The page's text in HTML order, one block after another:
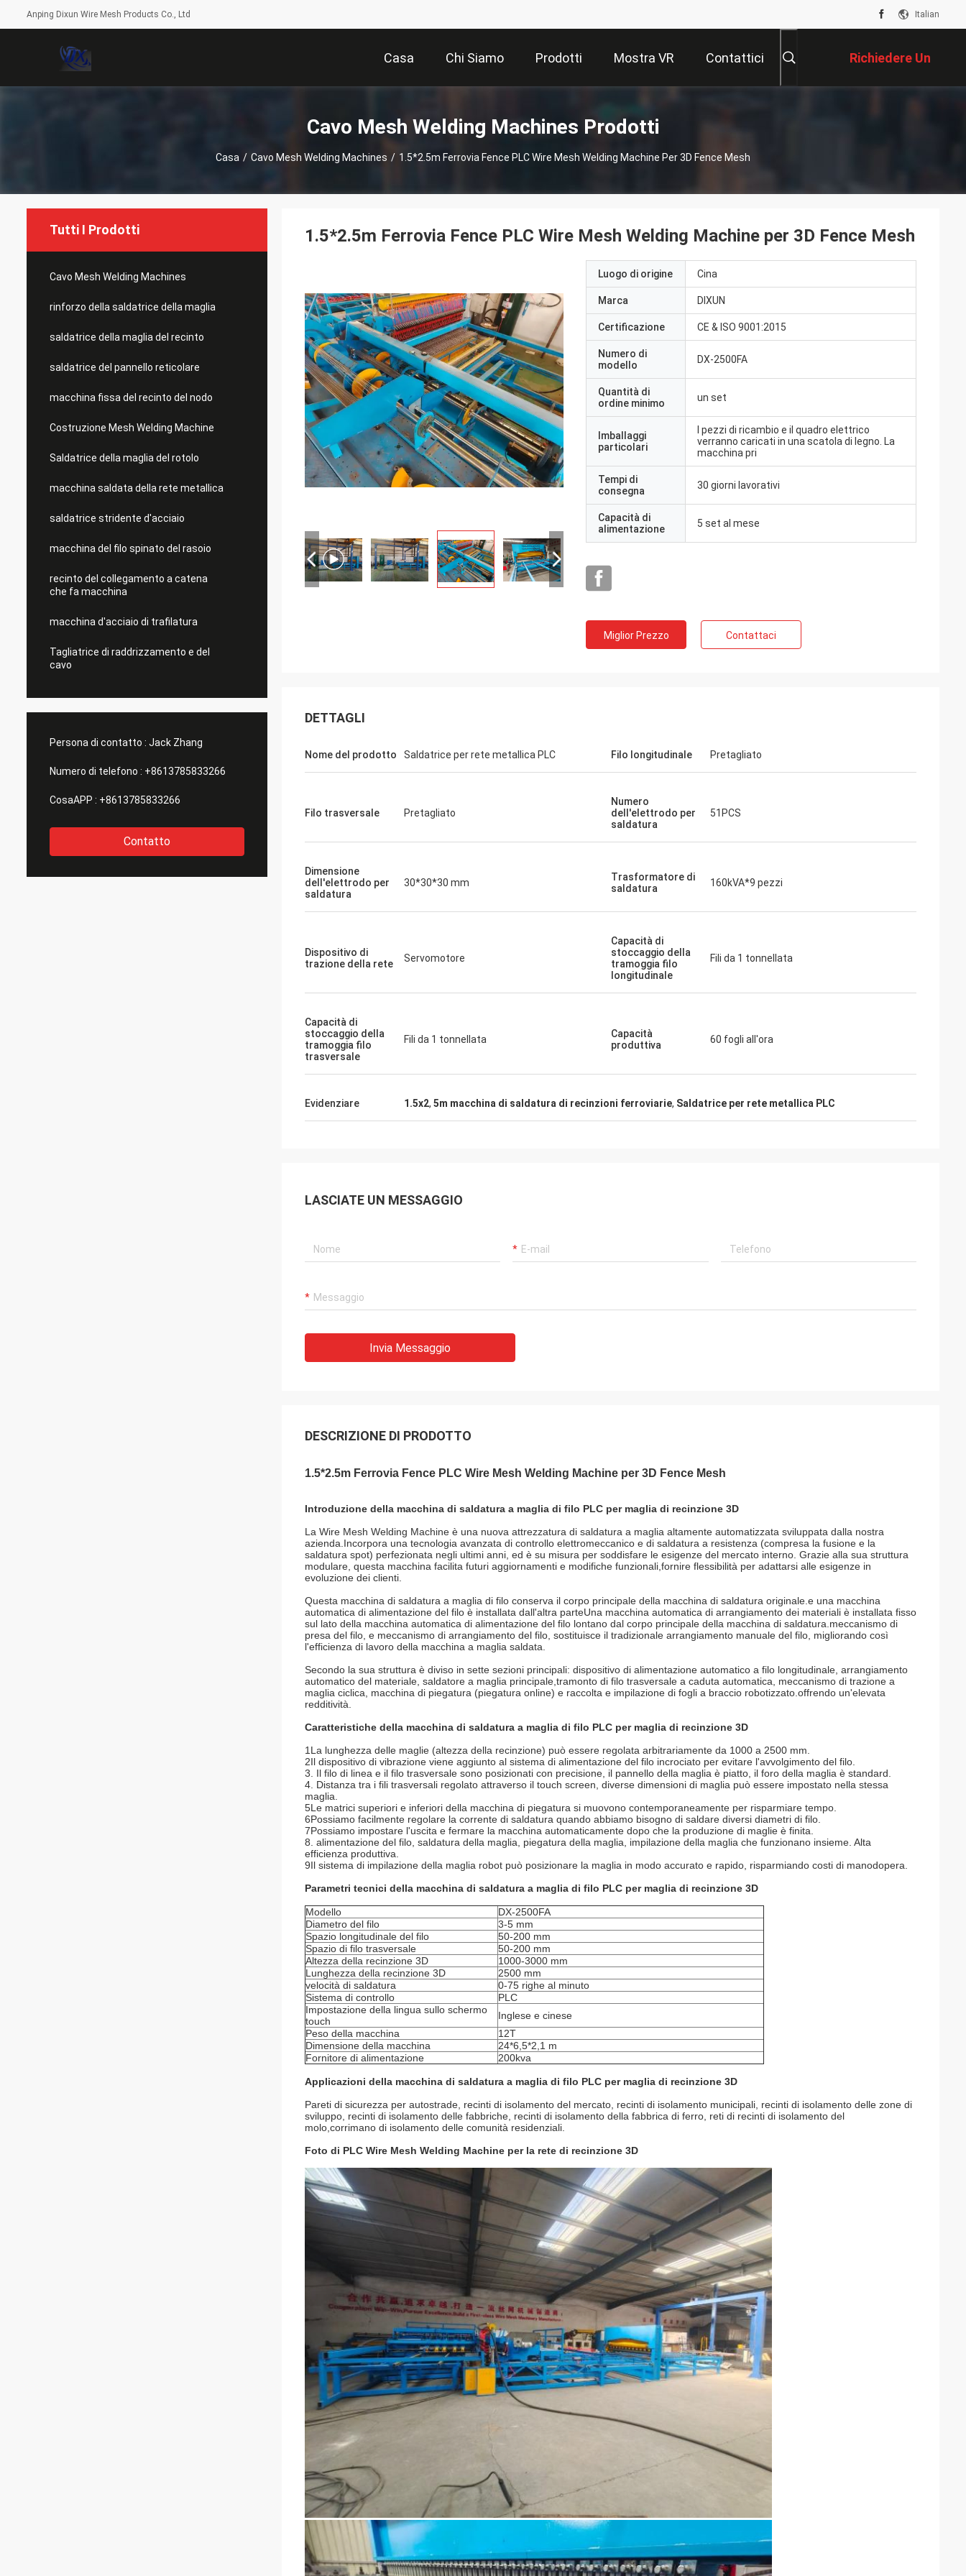
Anping Dixun Wire Mesh Products Co., Ltd Italian
Casa Chi Siamo Prodotti Mostra VR Contattici Richiedere Un
Preventivo
Cavo Mesh Welding Machines Prodotti
Casa / Cavo Mesh Welding Machines / 1.5*2.5m Ferrovia Fence PLC Wire Mesh Welding Machine Per 3D Fence Mesh
Tutti I Prodotti
Cavo Mesh Welding Machines
rinforzo della saldatrice della maglia
saldatrice della maglia del recinto
saldatrice del pannello reticolare
macchina fissa del recinto del nodo
Costruzione Mesh Welding Machine
Saldatrice della maglia del rotolo
macchina saldata della rete metallica
saldatrice stridente d'acciaio
macchina del filo spinato del rasoio
recinto del collegamento a catena
che fa macchina
macchina d'acciaio di trafilatura
Tagliatrice di raddrizzamento e del
cavo
Persona di contatto : Jack Zhang
Numero di telefono : +8613785833266
CosaAPP : +8613785833266
Contatto
1.5*2.5m Ferrovia Fence PLC Wire Mesh Welding Machine per 3D Fence Mesh
Luogo di origine Cina
Marca DIXUN
Certificazione CE & ISO 9001:2015
Numero di
modello
DX-2500FA
Quantità di
ordine minimo
un set
Imballaggi
particolari
I pezzi di ricambio e il quadro elettrico
verranno caricati in una scatola di legno. La
macchina pri
Tempi di
consegna
30 giorni lavorativi
Capacità di
alimentazione
5 set al mese
Miglior Prezzo Contattaci
DETTAGLI
Nome del prodotto Saldatrice per rete metallica PLC Filo longitudinale Pretagliato
Filo trasversale Pretagliato
Numero
dell'elettrodo per
saldatura
51PCS
Dimensione
dell'elettrodo per
saldatura
30*30*30 mm
Trasformatore di
saldatura
160kVA*9 pezzi
Dispositivo di
trazione della rete
Servomotore
Capacità di
stoccaggio della
tramoggia filo
longitudinale
Fili da 1 tonnellata
Capacità di
stoccaggio della
tramoggia filo
trasversale
Fili da 1 tonnellata
Capacità
produttiva
60 fogli all'ora
Evidenziare 1.5x2, 5m macchina di saldatura di recinzioni ferroviarie, Saldatrice per rete metallica PLC
LASCIATE UN MESSAGGIO
Invia Messaggio
DESCRIZIONE DI PRODOTTO
1.5*2.5m Ferrovia Fence PLC Wire Mesh Welding Machine per 3D Fence Mesh
Introduzione della macchina di saldatura a maglia di filo PLC per maglia di recinzione 3D
La Wire Mesh Welding Machine è una nuova attrezzatura di saldatura a maglia altamente automatizzata sviluppata dalla nostra
azienda.Incorpora una tecnologia avanzata di controllo elettromeccanico e di saldatura a resistenza (compresa la fusione e la
saldatura spot) perfezionata negli ultimi anni, ed è su misura per soddisfare le esigenze del mercato interno. Grazie alla sua struttura
modulare, questa macchina facilita futuri aggiornamenti e modifiche funzionali,fornire flessibilità per adattarsi alle esigenze in
evoluzione dei clienti.
Questa macchina di saldatura a maglia di filo conserva il corpo principale della macchina di saldatura originale.e una macchina
automatica di alimentazione del filo è installata dall'altra parteUna macchina automatica di arrangiamento dei materiali è installata fisso
sul lato della macchina automatica di alimentazione del filo lontano dal corpo principale della macchina di saldatura.meccanismo di
presa del filo, e meccanismo di arrangiamento del filo, sostituisce il tradizionale arrangiamento manuale del filo, migliorando così
l'efficienza di lavoro della macchina a maglia saldata.
Secondo la sua struttura è diviso in sette sezioni principali: dispositivo di alimentazione automatico a filo longitudinale, arrangiamento
automatico del materiale, saldatore a maglia principale,tramonto di filo trasversale a caduta automatica, meccanismo di trazione a
maglia ciclica, macchina di piegatura (piegatura online) e raccolta e impilazione di fogli a braccio robotizzato.offrendo un'elevata
redditività.
Caratteristiche della macchina di saldatura a maglia di filo PLC per maglia di recinzione 3D
1La lunghezza delle maglie (altezza della recinzione) può essere regolata arbitrariamente da 1000 a 2500 mm.
2Il dispositivo di vibrazione viene aggiunto al sistema di alimentazione del filo incrociato per evitare l'avvolgimento del filo.
3. Il filo di linea e il filo trasversale sono posizionati con precisione, il pannello della maglia è piatto, il foro della maglia è standard.
4. Distanza tra i fili trasversali regolato attraverso il touch screen, diverse dimensioni di maglia può essere impostato nella stessa
maglia.
5Le matrici superiori e inferiori della macchina di piegatura si muovono contemporaneamente per risparmiare tempo.
6Possiamo facilmente regolare la corrente di saldatura quando abbiamo bisogno di saldare diversi diametri di filo.
7Possiamo impostare l'uscita e fermare la macchina automaticamente dopo che la produzione di maglie è finita.
8. alimentazione del filo, saldatura della maglia, piegatura della maglia, impilazione della maglia che funzionano insieme. Alta
efficienza produttiva.
9Il sistema di impilazione della maglia robot può posizionare la maglia in modo accurato e rapido, risparmiando costi di manodopera.
Parametri tecnici della macchina di saldatura a maglia di filo PLC per maglia di recinzione 3D
Modello
DX-2500FA
Diametro del filo
3-5 mm
Spazio longitudinale del filo
50-200 mm
Spazio di filo trasversale
50-200 mm
Altezza della recinzione 3D
1000-3000 mm
Lunghezza della recinzione 3D
2500 mm
velocità di saldatura
0-75 righe al minuto
Sistema di controllo
PLC
Impostazione della lingua sullo schermo
touch
Inglese e cinese
Peso della macchina
12T
Dimensione della macchina
24*6,5*2,1 m
Fornitore di alimentazione
200kva
Applicazioni della macchina di saldatura a maglia di filo PLC per maglia di recinzione 3D
Pareti di sicurezza per autostrade, recinti di isolamento del mercato, recinti di isolamento municipali, recinti di isolamento delle zone di
sviluppo, recinti di isolamento delle fabbriche, recinti di isolamento della fabbrica di ferro, reti di recinti di isolamento del
molo,corrimano di isolamento delle comunità residenziali.
Foto di PLC Wire Mesh Welding Machine per la rete di recinzione 3D